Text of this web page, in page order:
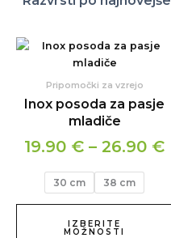
Pripomočki za vzrejo
Inox posoda za pasje
mladiče
19.90 € – 26.90 €
30 cm 38 cm
IZBERITE
MOŽNOSTI